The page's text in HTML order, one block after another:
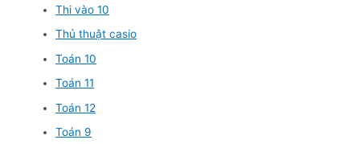
Thi vào 10
Thủ thuật casio
Toán 10
Toán 11
Toán 12
Toán 9